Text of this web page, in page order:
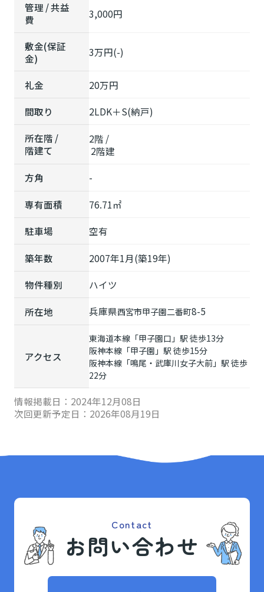
管理 / 共益
費
3,000円
敷金(保証
金)
3万円(-)
礼金 20万円
間取り 2LDK＋S(納戸)
所在階 /
階建て
2階 /
2階建
方角 -
専有面積 76.71㎡
駐車場 空有
築年数 2007年1月(築19年)
物件種別 ハイツ
所在地 兵庫県西宮市甲子園二番町8-5
アクセス
東海道本線「甲子園口 」駅 徒歩13分
阪神本線「甲子園 」駅 徒歩15分
阪神本線「鳴尾・武庫川女子大前」駅 徒歩
22分
情報掲載日： 2024年12月08日
次回更新予定日： 2026年08月19日
Contact
お問い合わせ